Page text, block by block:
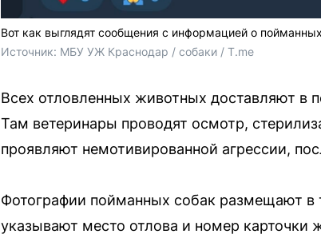
Вот как выглядят сообщения с информацией о
Источник: МБУ УЖ Краснодар / собаки / T.me
Всех отловленных животных доставляют в
Там ветеринары проводят осмотр,
проявляют немотивированной агрессии,
Фотографии пойманных собак размещают в
указывают место отлова и номер